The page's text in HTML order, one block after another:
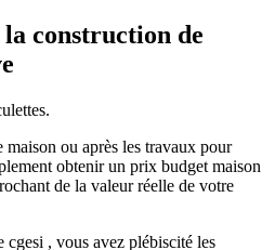
construction de
ou après les travaux pour
obtenir un prix budget maison
de la valeur réelle de votre
cgesi , vous avez plébiscité les